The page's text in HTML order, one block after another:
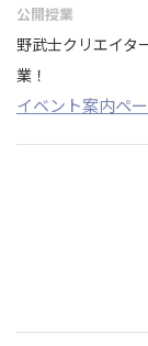
公開授業
野武士クリエイタ
業！
イベント案内ペ